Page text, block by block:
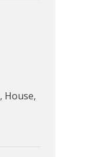
, House,